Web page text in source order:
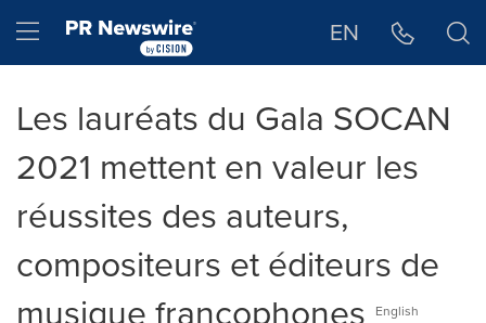
Hamburger menu EN
Les lauréats du Gala SOCAN
2021 mettent en valeur les
réussites des auteurs,
compositeurs et éditeurs de
musique francophones
English